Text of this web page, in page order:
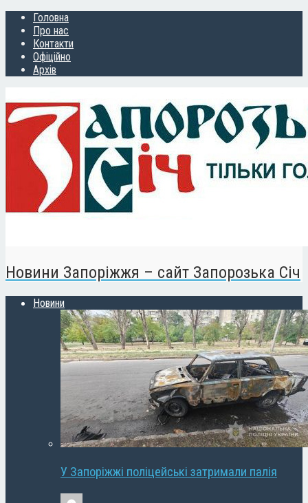
Головна
Про нас
Контакти
Офіційно
Архів
Новини Запоріжжя – сайт Запорозька Січ
Новини
У Запоріжжі поліцейські затримали палія